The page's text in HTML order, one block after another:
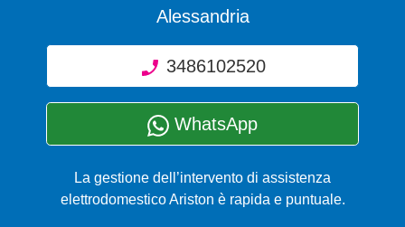
Alessandria
3486102520
WhatsApp
La gestione dell’intervento di assistenza
elettrodomestico Ariston è rapida e puntuale.